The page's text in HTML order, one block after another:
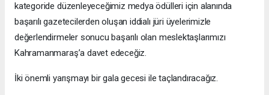
kategoride düzenleyeceğimiz medya ödülleri için alanında
başarılı gazetecilerden oluşan iddialı jüri üyelerimizle
değerlendirmeler sonucu başarılı olan meslektaşlarımızı
Kahramanmaraş’a davet edeceğiz.
İki önemli yarışmayı bir gala gecesi ile taçlandıracağız.